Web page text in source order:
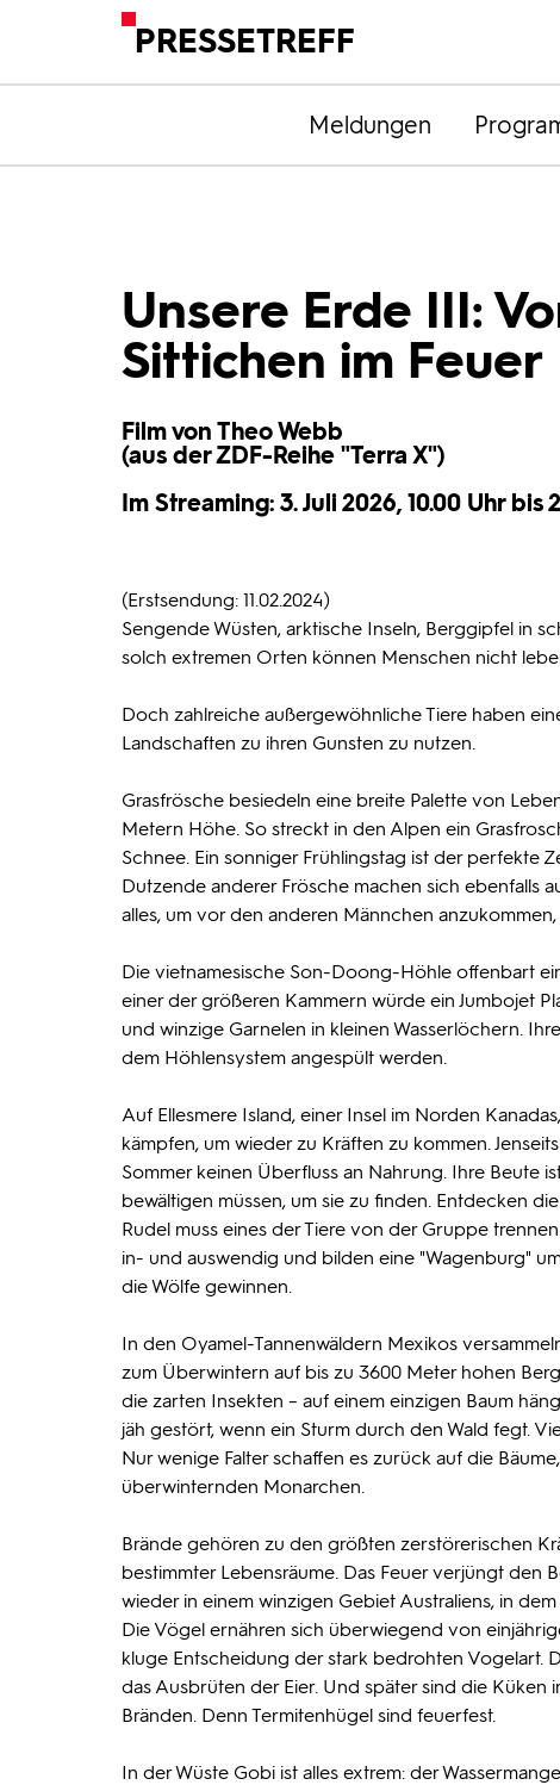
PRESSETREFF
Meldungen
Unsere Erde III:
Sittichen im Feuer
Film von Theo Webb
(aus der ZDF-Reihe "Terra X")
Im Streaming: 3. Juli 2026, 10.00 Uhr bis
(Erstsendung: 11.02.2024)
Sengende Wüsten, arktische Inseln, Berggipfel in
solch extremen Orten können Menschen nicht
Doch zahlreiche außergewöhnliche Tiere haben
Landschaften zu ihren Gunsten zu nutzen.
Grasfrösche besiedeln eine breite Palette von
Metern Höhe. So streckt in den Alpen ein
Schnee. Ein sonniger Frühlingstag ist der perfekte
Dutzende anderer Frösche machen sich ebenfalls
alles, um vor den anderen Männchen
Die vietnamesische Son-Doong-Höhle offenbart
einer der größeren Kammern würde ein Jumbojet
und winzige Garnelen in kleinen Wasserlöchern.
dem Höhlensystem angespült werden.
Auf Ellesmere Island, einer Insel im Norden
kämpfen, um wieder zu Kräften zu kommen.
Sommer keinen Überfluss an Nahrung. Ihre Beute
bewältigen müssen, um sie zu finden. Entdecken
Rudel muss eines der Tiere von der Gruppe
in- und auswendig und bilden eine "Wagenburg"
die Wölfe gewinnen.
In den Oyamel-Tannenwäldern Mexikos
zum Überwintern auf bis zu 3600 Meter hohen
die zarten Insekten – auf einem einzigen Baum
jäh gestört, wenn ein Sturm durch den Wald fegt.
Nur wenige Falter schaffen es zurück auf die
überwinternden Monarchen.
Brände gehören zu den größten zerstörerischen
bestimmter Lebensräume. Das Feuer verjüngt den
wieder in einem winzigen Gebiet Australiens, in
Die Vögel ernähren sich überwiegend von
kluge Entscheidung der stark bedrohten Vogelart.
das Ausbrüten der Eier. Und später sind die
Bränden. Denn Termitenhügel sind feuerfest.
In der Wüste Gobi ist alles extrem: der